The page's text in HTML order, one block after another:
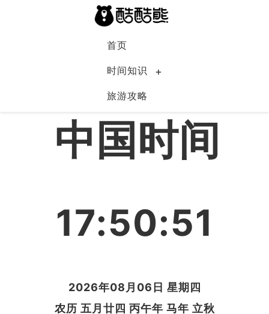
首页
时间知识
旅游攻略
中国
中国时间
17:50:52
2026年08月06日 星期四
农历 五月廿四 丙午年 马年 立秋